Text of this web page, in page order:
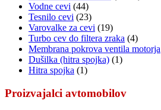
Vodne cevi (44)
Tesnilo cevi (23)
Varovalke za cevi (19)
Turbo cev do filtera zraka (4)
Membrana pokrova ventila motorja
Dušilka (hitra spojka) (1)
Hitra spojka (1)
Proizvajalci avtomobilov